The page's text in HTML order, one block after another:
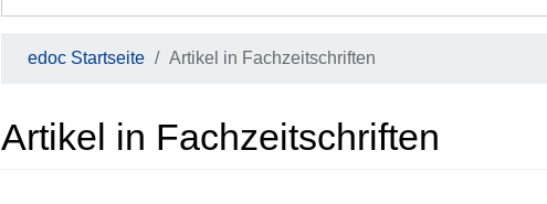
edoc Startseite Artikel in Fachzeitschriften
Artikel in Fachzeitschriften